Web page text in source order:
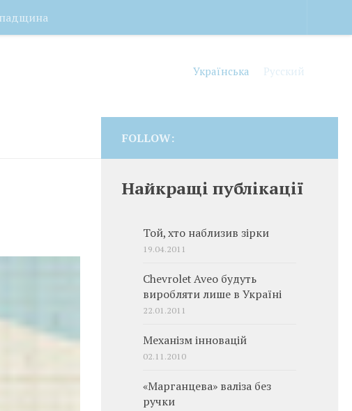
Українська Русский
FOLLOW:
Найкращі публікації
Той, хто наблизив зірки
19.04.2011
Chevrolet Aveo будуть
виробляти лише в Україні
22.01.2011
Механізм інновацій
02.11.2010
«Марганцева» валіза без
ручки